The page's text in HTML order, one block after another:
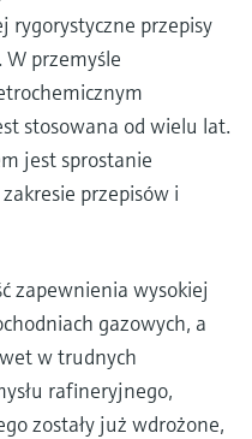
rygorystyczne przepisy
W przemyśle
stosowana od wielu lat.
jest sprostanie
przepisów i
zapewnienia wysokiej
gazowych, a
w trudnych
rafineryjnego,
zostały już wdrożone,